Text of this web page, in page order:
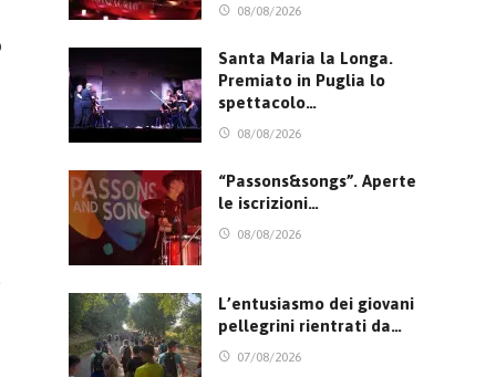
08/08/2026
Santa Maria la Longa.
Premiato in Puglia lo
spettacolo…
08/08/2026
“Passons&songs”. Aperte
le iscrizioni…
08/08/2026
L’entusiasmo dei giovani
pellegrini rientrati da…
07/08/2026